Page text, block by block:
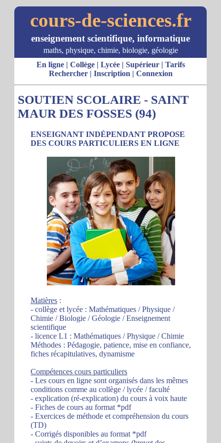
cours-de-sciences.fr
enseignement scientifique, informatique
maths, physique, chimie, biologie, géologie
En ligne| Collège| Lycée| Supérieur| Tarifs
Rechercher| Inscription | Connexion
SOUTIEN SCOLAIRE - SAINT
MAUR DES FOSSES (94)
ENSEIGNANT INDÉPENDANT PROPOSE
DES COURS PARTICULIERS EN LIGNE
Matières :
- collège et lycée : Mathématiques / Physique /
Chimie / Biologie / Géologie / Enseignement
scientifique
- licence L1 : Mathématiques / Physique / Chimie
Méthodes : Pédagogie, patience, mise en confiance,
fiches récapitulatives, dynamisme
Compétences cours particuliers
- Les cours en ligne sont organisés dans les mêmes
conditions comme au collège / lycée / faculté
- explication (ré-explication) du cours à voix haute
- Fiches de cours au format *pdf
- Exercices de méthode et compréhension du cours
(TD)
- Corrigés disponibles au format *pdf